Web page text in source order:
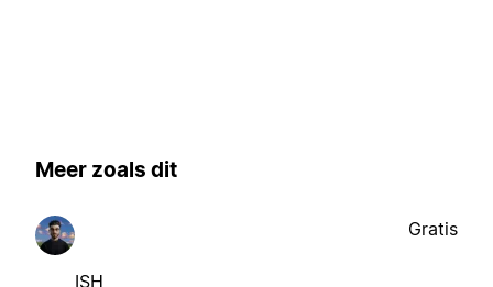
Meer zoals dit
ISH
Gratis